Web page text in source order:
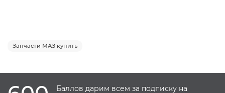
Запчасти МАЗ купить
Баллов дарим всем за подписку на